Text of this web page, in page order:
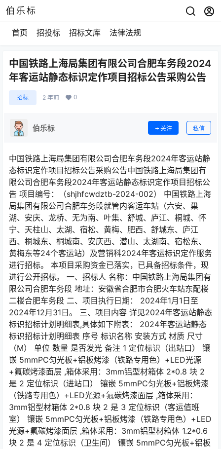
伯乐标
首页 招投标 招标文库 法律法规
中国铁路上海局集团有限公司合肥车务段2024
年客运站静态标识定作项目招标公告采购公告
招标 2 年前 0
伯乐标 关注 私信
中国铁路上海局集团有限公司合肥车务段2024年客运站静
态标识定作项目招标公告采购公告中国铁路上海局集团有
限公司合肥车务段2024年客运站静态标识定作项目招标公
告 项目编号：（shjhfcwdztb-2024-002） 中国铁路上海
局集团有限公司合肥车务段就管内客运车站（六安、巢
湖、安庆、龙桥、无为南、叶集、舒城、庐江、桐城、怀
宁、天柱山、太湖、宿松、黄梅、肥西、舒城东、庐江
西、桐城东、桐城南、安庆西、潜山、太湖南、宿松东、
黄梅东等24个客运站）及营销科2024年客运标识定作服务
进行招标。 本项目采购资金已落实，已具备招标条件，现
进行公开招标。 一、招标人 名称：中国铁路上海局集团有
限公司合肥车务段 地址：安徽省合肥市合肥火车站东配楼
二楼合肥车务段 二、项目执行日期： 2024年1月1日至
2024年12月31日。 三、项目内容 详见2024年客运站静态
标识招标计划明细表,具体如下附表： 2024年客运站静态
标识招标计划明细表 序号 标识名称 安装方式 材质 尺寸
（M） 单位 数量 是否发光 备注 1 定位标识（出站口） 镶
嵌 5mmPC匀光板+铝板烤漆（铁路专用色）+LED光源
+氟碳烤漆面层 ,箱体采用：3mm铝型材箱体 2*0.8 块 2
是 2 定位标识（进站口） 镶嵌 5mmPC匀光板+铝板烤漆
（铁路专用色）+LED光源+氟碳烤漆面层 ,箱体采用：
3mm铝型材箱体 2*0.8 块 2 是 3 定位标识（客运值班
室） 镶嵌 5mmPC匀光板+铝板烤漆（铁路专用色）+LED
光源+氟碳烤漆面层 ,箱体采用：3mm铝型材箱体 1.2*0.6
块 2 是 4 定位标识（卫生间） 镶嵌 5mmPC匀光板+铝板